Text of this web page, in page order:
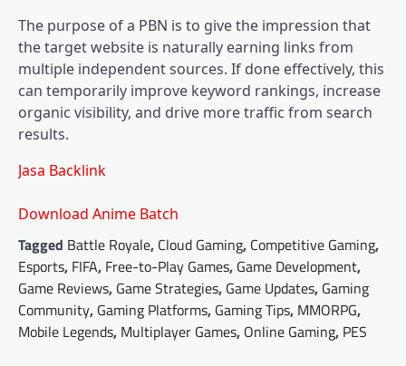
The purpose of a PBN is to give the impression that
the target website is naturally earning links from
multiple independent sources. If done effectively, this
can temporarily improve keyword rankings, increase
organic visibility, and drive more traffic from search
results.
Jasa Backlink
Download Anime Batch
Tagged Battle Royale, Cloud Gaming, Competitive Gaming,
Esports, FIFA, Free-to-Play Games, Game Development,
Game Reviews, Game Strategies, Game Updates, Gaming
Community, Gaming Platforms, Gaming Tips, MMORPG,
Mobile Legends, Multiplayer Games, Online Gaming, PES